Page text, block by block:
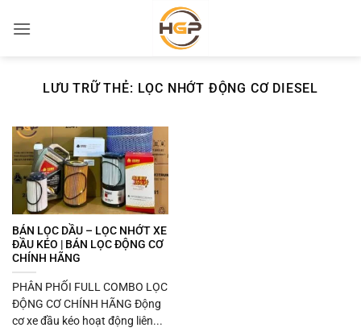
qua
LƯU TRỮ THẺ: LỌC NHỚT ĐỘNG CƠ DIESEL
BÁN LỌC DẦU – LỌC NHỚT XE
ĐẦU KÉO | BÁN LỌC ĐỘNG CƠ
CHÍNH HÃNG
PHÂN PHỐI FULL COMBO LỌC
ĐỘNG CƠ CHÍNH HÃNG Động
cơ xe đầu kéo hoạt động liên...